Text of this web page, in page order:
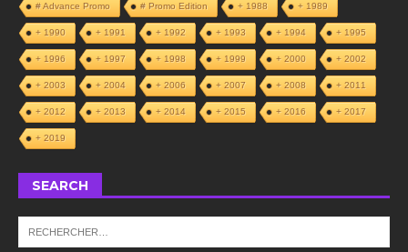
# Advance Promo # Promo Edition + 1988 + 1989
+ 1990 + 1991 + 1992 + 1993 + 1994 + 1995
+ 1996 + 1997 + 1998 + 1999 + 2000 + 2002
+ 2003 + 2004 + 2006 + 2007 + 2008 + 2011
+ 2012 + 2013 + 2014 + 2015 + 2016 + 2017
+ 2019
SEARCH